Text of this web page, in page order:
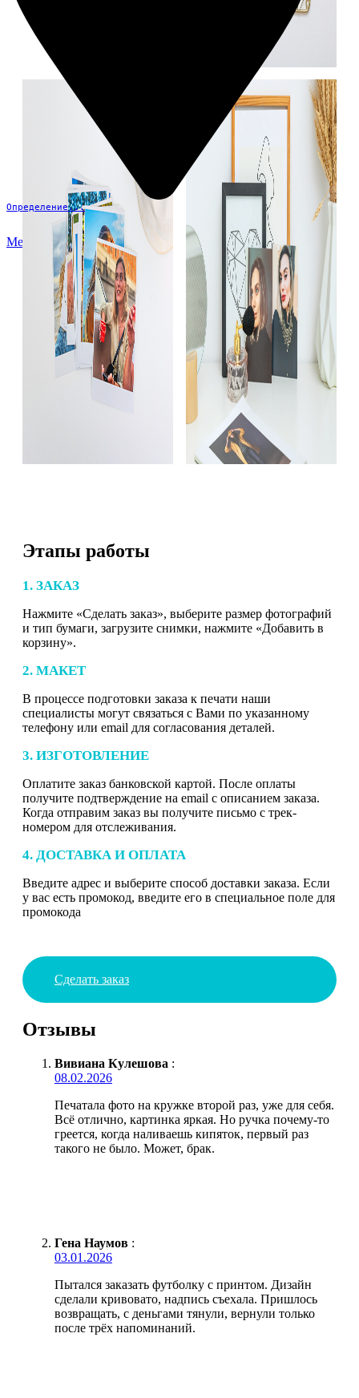
Определение...
Меню
Этапы работы
1. ЗАКАЗ
Нажмите «Сделать заказ», выберите размер фотографий
и тип бумаги, загрузите снимки, нажмите «Добавить в
корзину».
2. МАКЕТ
В процессе подготовки заказа к печати наши
специалисты могут связаться с Вами по указанному
телефону или email для согласования деталей.
3. ИЗГОТОВЛЕНИЕ
Оплатите заказ банковской картой. После оплаты
получите подтверждение на email с описанием заказа.
Когда отправим заказ вы получите письмо с трек-
номером для отслеживания.
4. ДОСТАВКА И ОПЛАТА
Введите адрес и выберите способ доставки заказа. Если
у вас есть промокод, введите его в специальное поле для
промокода
Сделать заказ
Отзывы
Вивиана Кулешова :
08.02.2026
Печатала фото на кружке второй раз, уже для себя.
Всё отлично, картинка яркая. Но ручка почему-то
греется, когда наливаешь кипяток, первый раз
такого не было. Может, брак.
Гена Наумов :
03.01.2026
Пытался заказать футболку с принтом. Дизайн
сделали кривовато, надпись съехала. Пришлось
возвращать, с деньгами тянули, вернули только
после трёх напоминаний.